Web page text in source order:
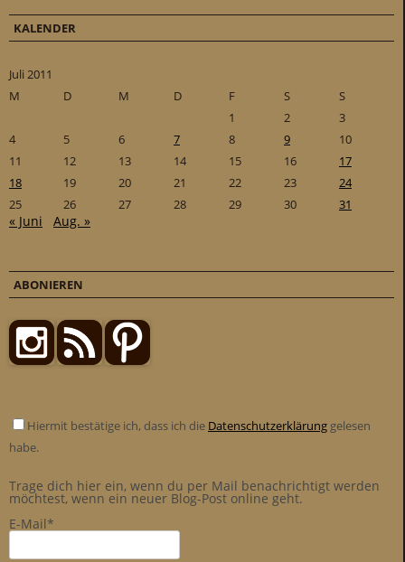
KALENDER
Juli 2011
M
D M D F S
S
1
2
3
4
5 6 7 8 9
10
11
12 13 14 15 16
17
18
19 20 21 22 23
24
25
26 27 28 29 30 31
« Juni Aug. »
ABONIEREN
Hiermit bestätige ich, dass ich die Datenschutzerklärung gelesen
habe.
Trage dich hier ein, wenn du per Mail benachrichtigt werden
möchtest, wenn ein neuer Blog-Post online geht.
E-Mail*